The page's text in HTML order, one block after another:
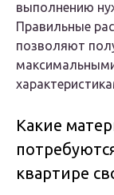
выполнению
Правильные
позволяют
Какие
квартире